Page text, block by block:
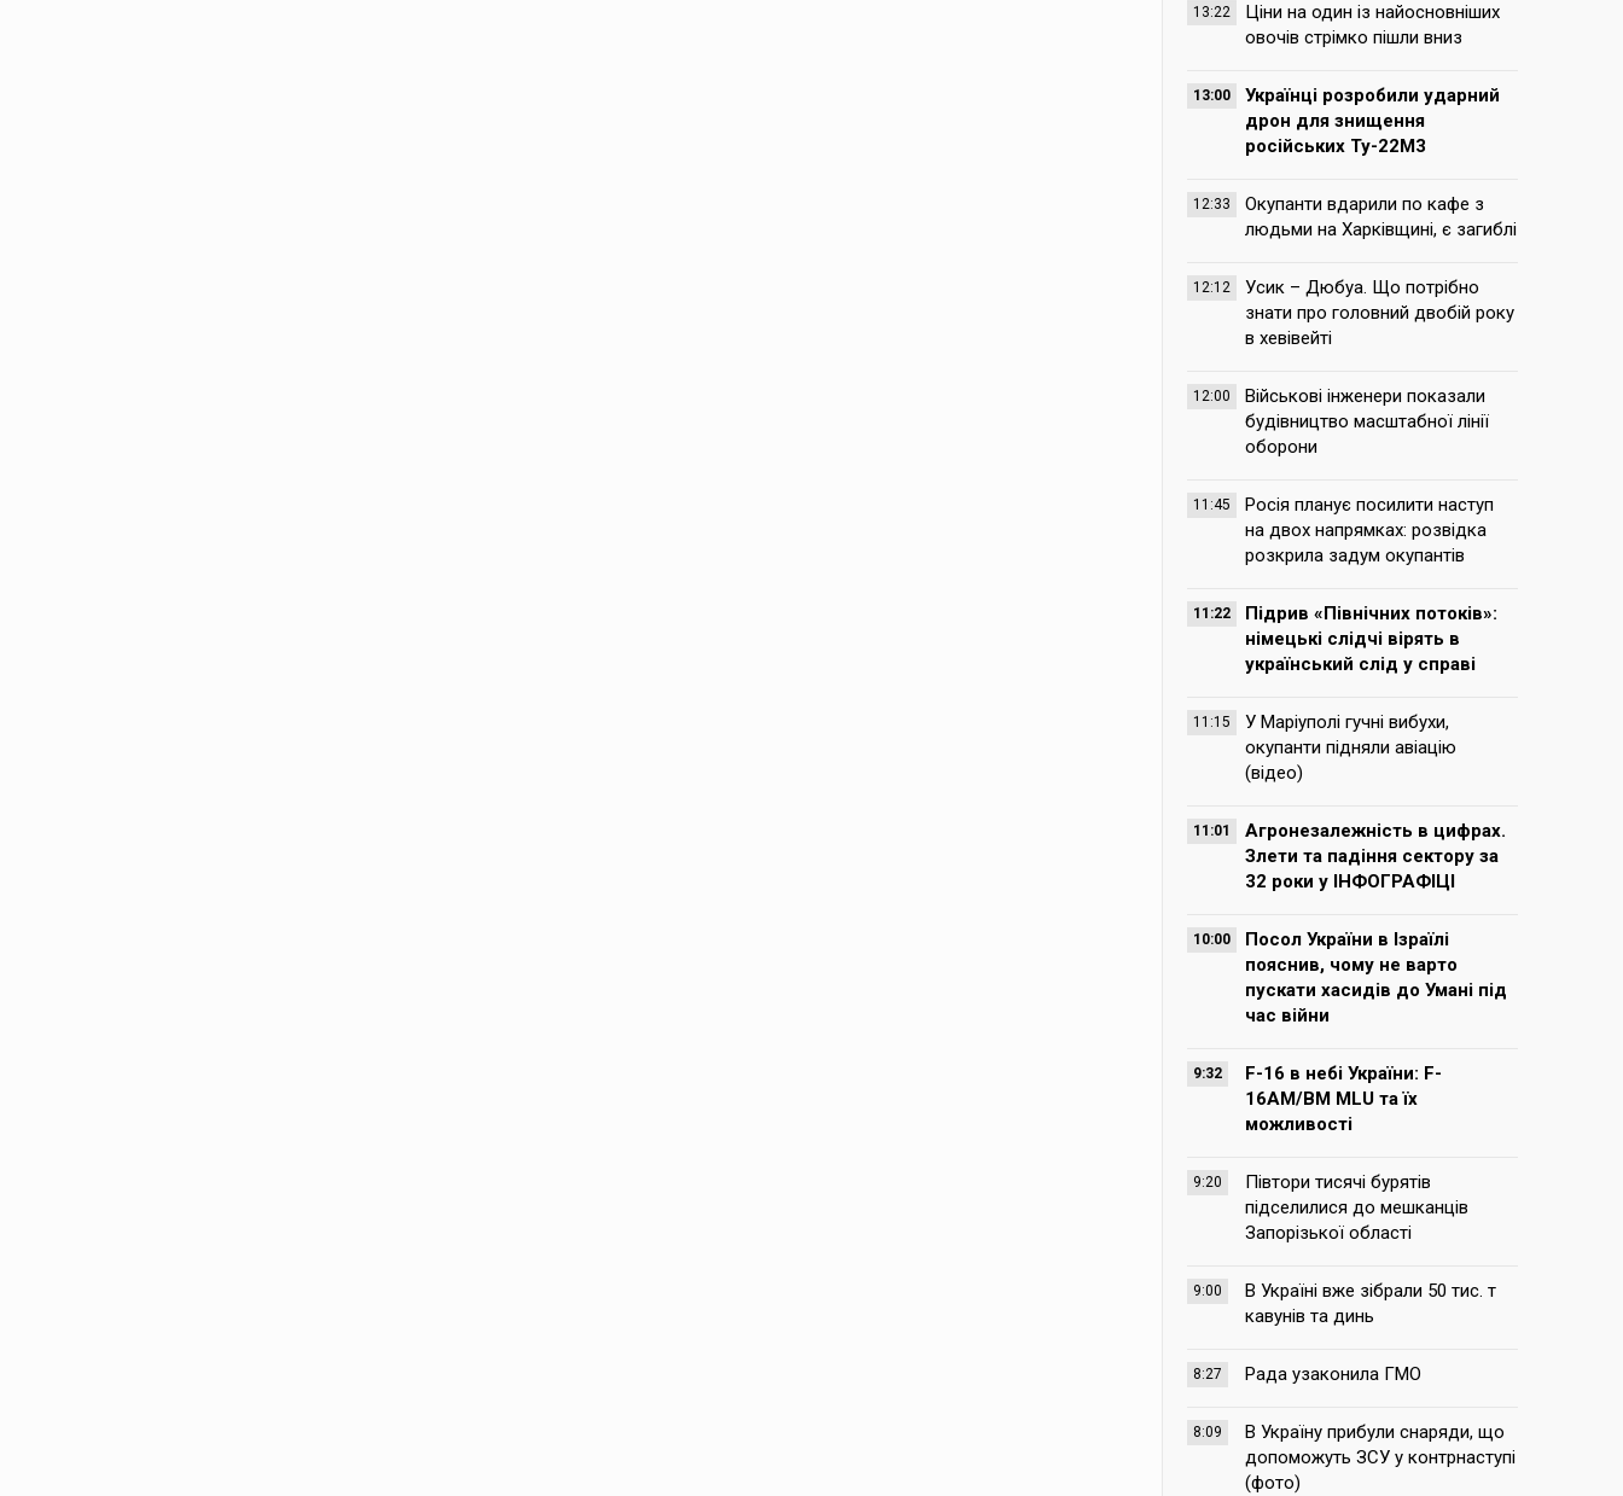
13:22
Ціни на один із найосновніших
овочів стрімко пішли вниз
13:00
Українці розробили ударний
дрон для знищення
російських Ту-22М3
12:33
Окупанти вдарили по кафе з
людьми на Харківщині, є загиблі
12:12
Усик – Дюбуа. Що потрібно
знати про головний двобій року
в хевівейті
12:00
Військові інженери показали
будівництво масштабної лінії
оборони
11:45
Росія планує посилити наступ
на двох напрямках: розвідка
розкрила задум окупантів
11:22
Підрив «Північних потоків»:
німецькі слідчі вірять в
український слід у справі
11:15
У Маріуполі гучні вибухи,
окупанти підняли авіацію
(відео)
11:01
Агронезалежність в цифрах.
Злети та падіння сектору за
32 роки у ІНФОГРАФІЦІ
10:00
Посол України в Ізраїлі
пояснив, чому не варто
пускати хасидів до Умані під
час війни
9:32
F-16 в небі України: F-
16AM/BM MLU та їх
можливості
9:20
Півтори тисячі бурятів
підселилися до мешканців
Запорізької області
9:00
В Україні вже зібрали 50 тис. т
кавунів та динь
8:27 Рада узаконила ГМО
8:09
В Україну прибули снаряди, що
допоможуть ЗСУ у контрнаступі
(фото)